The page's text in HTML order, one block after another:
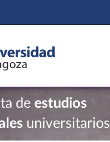
de estudios
universitarios